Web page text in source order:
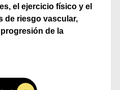
el ejercicio físico y el
de riesgo vascular,
de la